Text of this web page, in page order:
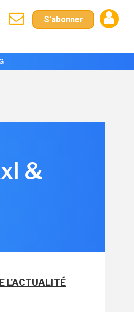
S'abonner
&
L'ACTUALITÉ